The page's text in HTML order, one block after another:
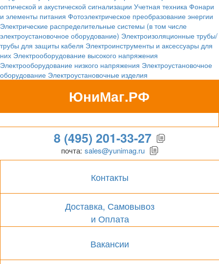
оптической и акустической сигнализации Учетная техника Фонари
и элементы питания Фотоэлектрическое преобразование энергии
Электрические распределительные системы (в том числе
электроустановочное оборудование) Электроизоляционные трубы/
трубы для защиты кабеля Электроинструменты и аксессуары для
них Электрооборудование высокого напряжения
Электрооборудование низкого напряжения Электроустановочное
оборудование Электроустановочные изделия
ЮниМаг.РФ
Гипермаркет для бизнеса
8 (495) 201-33-27
почта: sales@yunimag.ru
Контакты
Доставка, Самовывоз
и Оплата
Вакансии